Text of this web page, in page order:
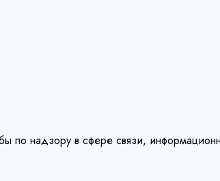
по надзору в сфере связи,